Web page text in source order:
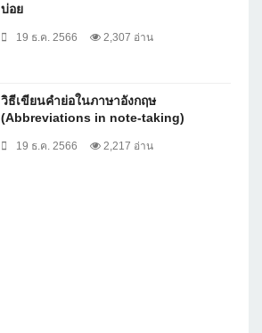
บ่อย
19 ธ.ค. 2566 2,307 อ่าน
วิธีเขียนคำย่อในภาษาอังกฤษ
(Abbreviations in note-taking)
19 ธ.ค. 2566 2,217 อ่าน